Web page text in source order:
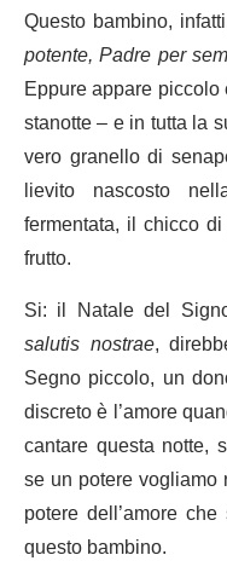
Questo bambino,
potente, Padre per
Eppure appare
stanotte – e in tutta la
vero granello di
lievito nascosto
fermentata, il chicco
frutto.
Si: il Natale del
salutis nostrae,
Segno piccolo, un
discreto è l’amore
cantare questa notte,
se un potere
potere dell’amore
questo bambino.